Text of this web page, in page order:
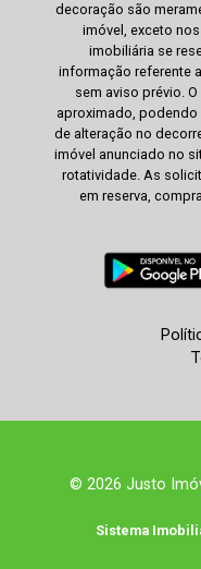
decoração são
imóvel, exceto
imobiliária se
informação referente
sem aviso prévio.
aproximado, podendo
de alteração no
imóvel anunciado no
rotatividade. As
em reserva,
© 2026 Justo
Sistema